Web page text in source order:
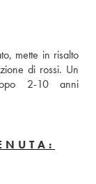
mette in risalto
di rossi. Un
2-10 anni